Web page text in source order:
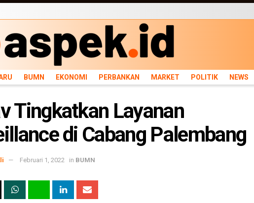
BUMN EKONOMI PERBANKAN MARKET POLITIK NEWS
Tingkatkan Layanan
di Cabang Palembang
Februari 1, 2022 in BUMN